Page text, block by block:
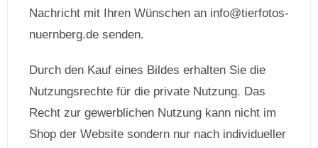
Nachricht mit Ihren Wünschen an info@tierfotos-
nuernberg.de senden.
Durch den Kauf eines Bildes erhalten Sie die
Nutzungsrechte für die private Nutzung. Das
Recht zur gewerblichen Nutzung kann nicht im
Shop der Website sondern nur nach individueller